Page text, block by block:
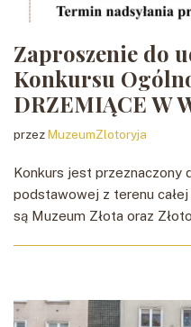
Zaproszenie do
Konkursu
DRZEMIĄCE W
przezMuzeumZlotoryja
Konkurs jest przeznaczony
podstawowej z terenu
są Muzeum Złota oraz